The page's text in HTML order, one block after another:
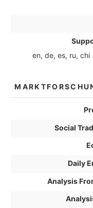
en, de, es, ru, chi
Social
Daily
Analysis